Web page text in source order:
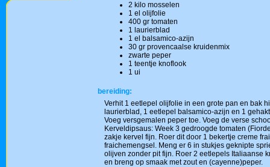
2 kilo mosselen
1 el olijfolie
400 gr tomaten
1 laurierblad
1 el balsamico-azijn
30 gr provencaalse kruidenmix
zwarte peper
1 teentje knoflook
1 ui
bereiding:
Verhit 1 eetlepel olijfolie in een grote pan en bak
laurierblad, 1 eetlepel balsamico-azijn en 1
Voeg versgemalen peper toe. Voeg de verse
Kerveldipsaus: Week 3 gedroogde tomaten
zakje kervel fijn. Roer dit door 1 bekertje creme
fraichemengsel. Meng er 6 in stukjes geknipte
olijven zonder pit fijn. Roer 2 eetlepels Italiaanse
en breng op smaak met zout en (cayenne)peper.